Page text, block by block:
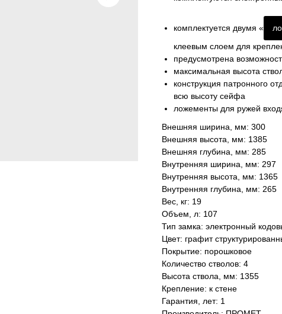
комплектуется двумя «
клеевым слоем для
предусмотрена
максимальная высота
конструкция патронного
всю высоту сейфа
ложементы для ружей
Внешняя ширина, мм: 300
Внешняя высота, мм: 1385
Внешняя глубина, мм: 285
Внутренняя ширина, мм: 297
Внутренняя высота, мм: 1365
Внутренняя глубина, мм: 265
Вес, кг: 19
Объем, л: 107
Тип замка: электронный
Цвет: графит
Покрытие: порошковое
Количество стволов: 4
Высота ствола, мм: 1355
Крепление: к стене
Гарантия, лет: 1